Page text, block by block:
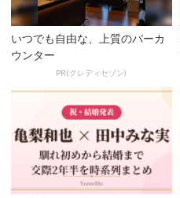
いつでも自由な、上質のバーカ
ウンター
PR(クレディセゾン)